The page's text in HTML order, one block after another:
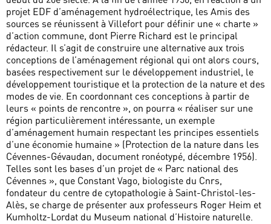
projet EDF d’aménagement hydroélectrique, les Amis des
sources se réunissent à Villefort pour définir une « charte »
d’action commune, dont Pierre Richard est le principal
rédacteur. Il s’agit de construire une alternative aux trois
conceptions de l’aménagement régional qui ont alors cours,
basées respectivement sur le développement industriel, le
développement touristique et la protection de la nature et des
modes de vie. En coordonnant ces conceptions à partir de
leurs « points de rencontre », on pourra « réaliser sur une
région particulièrement intéressante, un exemple
d’aménagement humain respectant les principes essentiels
d’une économie humaine » (Protection de la nature dans les
Cévennes-Gévaudan, document ronéotypé, décembre 1956).
Telles sont les bases d’un projet de « Parc national des
Cévennes », que Constant Vago, biologiste du Cnrs,
fondateur du centre de cytopathologie à Saint-Christol-les-
Alès, se charge de présenter aux professeurs Roger Heim et
Kumholtz-Lordat du Museum national d’Histoire naturelle.